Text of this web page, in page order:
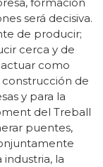
será decisiva.
de producir;
cerca y de
como
construcción de
y para la
del Treball
puentes,
la